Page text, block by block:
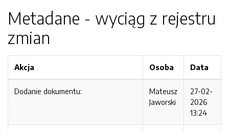
Metadane - wyciąg z rejestru
zmian
Akcja Osoba Data
Dodanie dokumentu:
Mateusz
Jaworski
27-02-
2026
13:24